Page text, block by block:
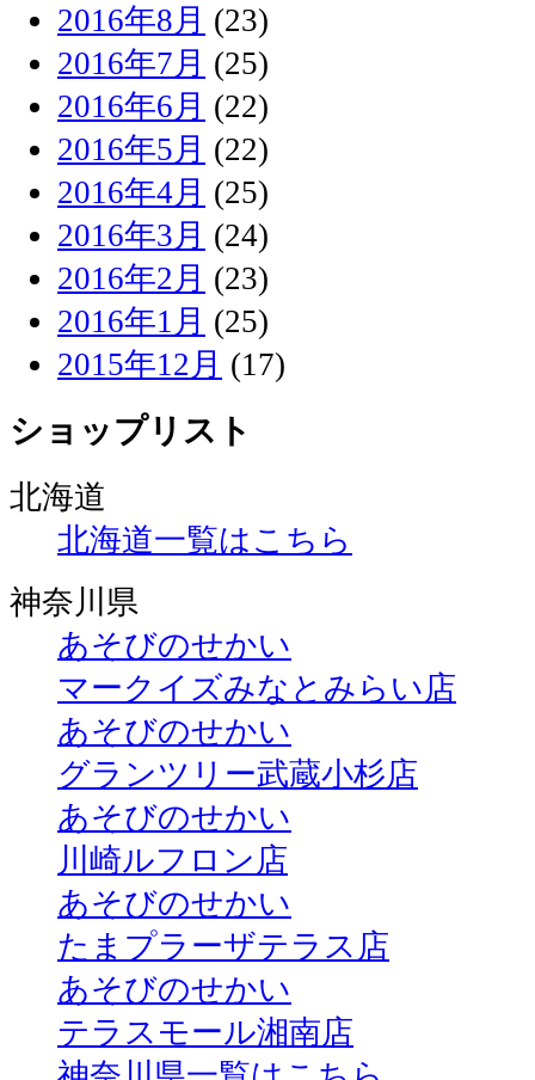
2016年8月 (23)
2016年7月 (25)
2016年6月 (22)
2016年5月 (22)
2016年4月 (25)
2016年3月 (24)
2016年2月 (23)
2016年1月 (25)
2015年12月 (17)
ショップリスト
北海道
北海道一覧はこちら
神奈川県
あそびのせかい
マークイズみなとみらい店
あそびのせかい
グランツリー武蔵小杉店
あそびのせかい
川崎ルフロン店
あそびのせかい
たまプラーザテラス店
あそびのせかい
テラスモール湘南店